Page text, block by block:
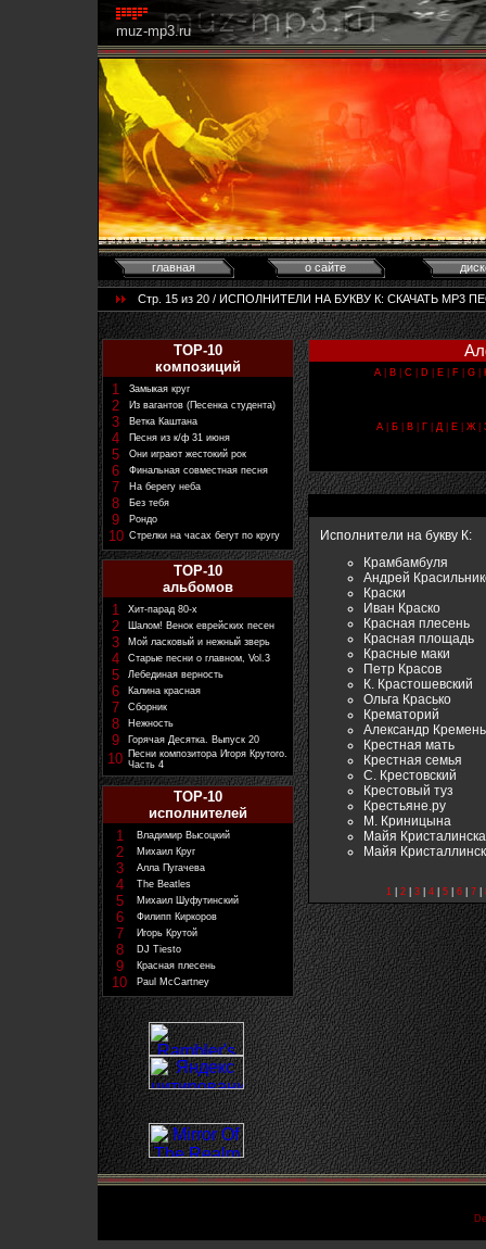
muz-mp3.ru
главная о сайте
Стр. 15 из 20 / ИСПОЛНИТЕЛИ НА БУКВУ К: CКАЧАТЬ MP3
TOP-10
композиций
1
Замыкая круг
2 Из вагантов (Песенка студента)
3 Ветка Каштана
4 Песня из к/ф 31 июня
5 Они играют жестокий рок
6 Финальная совместная песня
7 На берегу неба
8 Без тебя
9 Рондо
10 Стрелки на часах бегут по кругу
TOP-10
альбомов
1
Хит-парад 80-х
2 Шалом! Венок еврейских песен
3 Мой ласковый и нежный зверь
4 Старые песни о главном, Vol.3
5 Лебединая верность
6 Калина красная
7 Сборник
8 Нежность
9 Горячая Десятка. Выпуск 20
10 Песни композитора Игоря Крутого.
Часть 4
TOP-10
исполнителей
1
Владимир Высоцкий
2 Михаил Круг
3 Алла Пугачева
4 The Beatles
5 Михаил Шуфутинский
6 Филипп Киркоров
7 Игорь Крутой
8 DJ Tiesto
9 Красная плесень
10 Paul McCartney
A B C D E F G
А| Б| В| Г| Д| Е| Ж|
Исполнители на букву К:
Крамбамбуля
Андрей
Краски
Иван Краско
Красная плесень
Красная площадь
Красные маки
Петр Красов
К. Крастошевский
Ольга Красько
Крематорий
Александр Кремень
Крестная мать
Крестная семья
С. Крестовский
Крестовый туз
Крестьяне.ру
М. Криницына
Майя
Майя
1 2 3 4 5 6 7